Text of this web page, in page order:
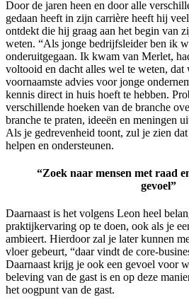
Door de jaren heen en dooralle
gedaan heeft in zijn carrière heeft hij
ontdekt die hij graag aan het begin van
weten. “Als jonge bedrijfsleider ben ik
onderuitgegaan. Ik kwam van Merlet,
voltooid en dacht alles wel te weten,
voornaamste advies voor jonge
kennis direct in huis hoeft te hebben.
verschillende hoeken van de branche
branche te praten, ideeën en meningen
Als je gedrevenheid toont, zul je zien
helpen en ondersteunen.
“Zoek naar mensen met raad
gevoel”
Daarnaast is het volgens Leon heel
praktijkervaring op te doen, ook als je
ambieert. Hierdoor zal je later kunnen
vloer gebeurt, “daarvindt de core-
Daarnaast krijg je ook een gevoel voor
beleving van de gast is en op deze
het oogpunt van de gast.